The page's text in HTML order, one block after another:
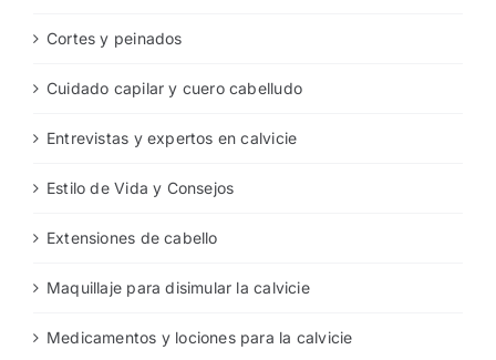
Cortes y peinados
Cuidado capilar y cuero cabelludo
Entrevistas y expertos en calvicie
Estilo de Vida y Consejos
Extensiones de cabello
Maquillaje para disimular la calvicie
Medicamentos y lociones para la calvicie